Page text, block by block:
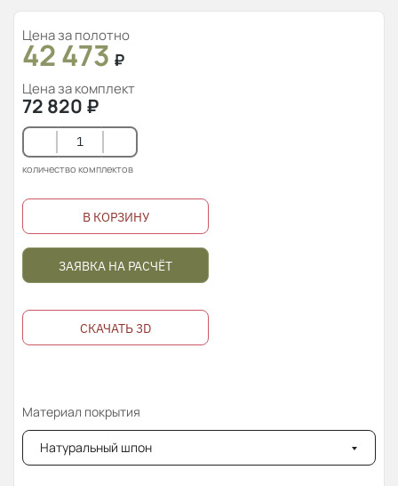
Цена за полотно
42 473 ₽
Цена за комплект
72 820 ₽
количество комплектов
В КОРЗИНУ
ЗАЯВКА НА РАСЧЁТ
СКАЧАТЬ 3D
Материал покрытия
Натуральный шпон